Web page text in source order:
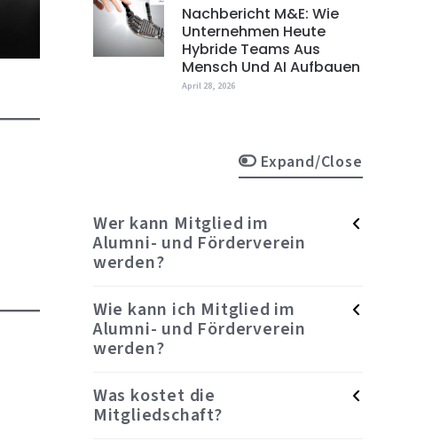
Nachbericht M&E: Wie
Unternehmen Heute
Hybride Teams Aus
Mensch Und AI Aufbauen
April 28, 2026
Expand/Close
Wer kann Mitglied im
Alumni- und Förderverein
werden?
Wie kann ich Mitglied im
Alumni- und Förderverein
werden?
Was kostet die
Mitgliedschaft?